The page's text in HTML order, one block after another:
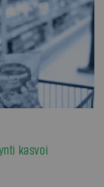
kasvoi